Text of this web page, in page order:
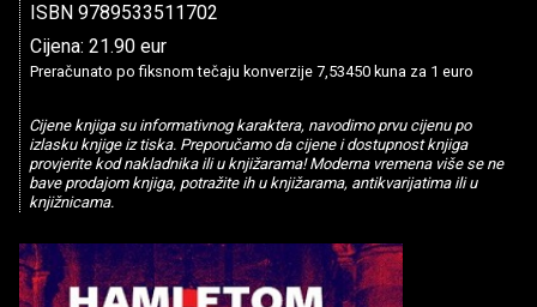
ISBN 9789533511702
Cijena: 21.90 eur
Preračunato po fiksnom tečaju konverzije 7,53450 kuna za 1 euro
Cijene knjiga su informativnog karaktera, navodimo prvu cijenu po
izlasku knjige iz tiska. Preporučamo da cijene i dostupnost knjiga
provjerite kod nakladnika ili u knjižarama! Moderna vremena više se ne
bave prodajom knjiga, potražite ih u knjižarama, antikvarijatima ili u
knjižnicama.